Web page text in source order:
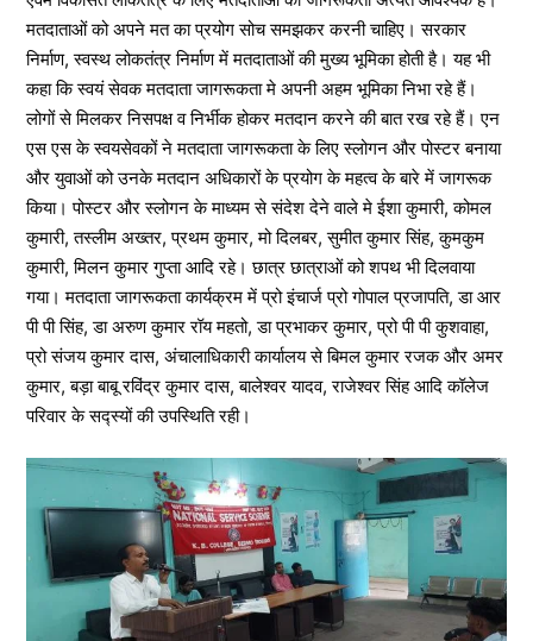
मतदाताओं को अपने मत का प्रयोग सोच समझकर करनी चाहिए। सरकार
निर्माण, स्वस्थ लोकतंत्र निर्माण में मतदाताओं की मुख्य भूमिका होती है। यह भी
कहा कि स्वयं सेवक मतदाता जागरूकता मे अपनी अहम भूमिका निभा रहे हैं।
लोगों से मिलकर निसपक्ष व निर्भीक होकर मतदान करने की बात रख रहे हैं। एन
एस एस के स्वयसेवकों ने मतदाता जागरूकता के लिए स्लोगन और पोस्टर बनाया
और युवाओं को उनके मतदान अधिकारों के प्रयोग के महत्व के बारे में जागरूक
किया। पोस्टर और स्लोगन के माध्यम से संदेश देने वाले मे ईशा कुमारी, कोमल
कुमारी, तस्लीम अख्तर, प्रथम कुमार, मो दिलबर, सुमीत कुमार सिंह, कुमकुम
कुमारी, मिलन कुमार गुप्ता आदि रहे। छात्र छात्राओं को शपथ भी दिलवाया
गया। मतदाता जागरूकता कार्यक्रम में प्रो इंचार्ज प्रो गोपाल प्रजापति, डा आर
पी पी सिंह, डा अरुण कुमार रॉय महतो, डा प्रभाकर कुमार, प्रो पी पी कुशवाहा,
प्रो संजय कुमार दास, अंचालाधिकारी कार्यालय से बिमल कुमार रजक और अमर
कुमार, बड़ा बाबू रविंद्र कुमार दास, बालेश्वर यादव, राजेश्वर सिंह आदि कॉलेज
परिवार के सद्स्यों की उपस्थिति रही।